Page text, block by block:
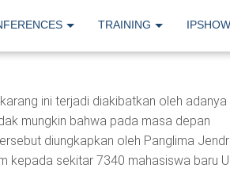
TRAINING IPSHOW
ini terjadi diakibatkan oleh adanya
mungkin bahwa pada masa depan
diungkapkan oleh Panglima
kepada sekitar 7340 mahasiswa baru